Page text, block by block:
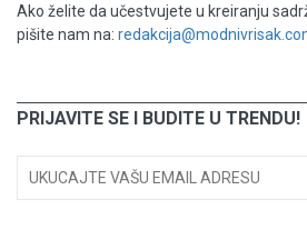
Ako želite da učestvujete u kreiranju
pišite nam na:
PRIJAVITE SE I BUDITE U TRENDU!